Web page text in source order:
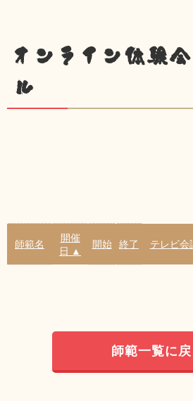
オンライン体験
ル
師範名
開催
日 ▲
開始 終了 テレビ会
師範一覧に